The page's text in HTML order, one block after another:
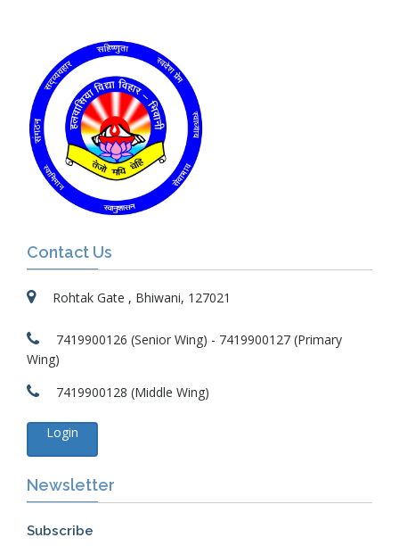
Contact Us
Rohtak Gate , Bhiwani, 127021
7419900126 (Senior Wing) - 7419900127 (Primary
Wing)
7419900128 (Middle Wing)
Login
Newsletter
Subscribe